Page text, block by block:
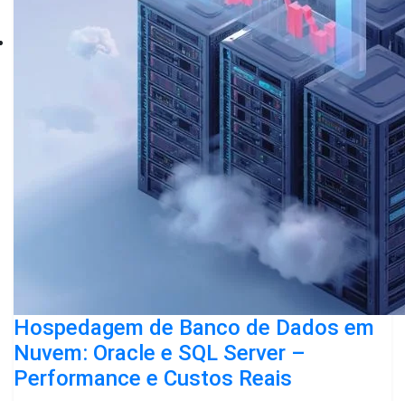
Hospedagem de Banco de Dados em
Nuvem: Oracle e SQL Server –
Performance e Custos Reais